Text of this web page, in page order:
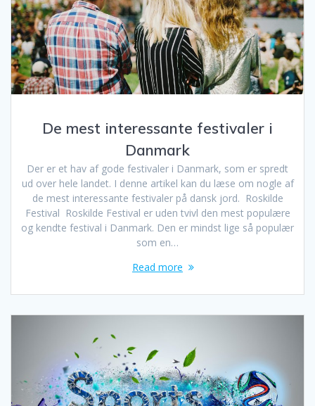
De mest interessante festivaler i
Danmark
Der er et hav af gode festivaler i Danmark, som er spredt
ud over hele landet. I denne artikel kan du læse om nogle af
de mest interessante festivaler på dansk jord. Roskilde
Festival Roskilde Festival er uden tvivl den mest populære
og kendte festival i Danmark. Den er mindst lige så populær
som en…
Read more